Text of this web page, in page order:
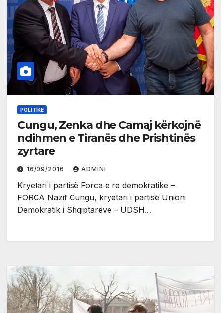
POLITIKË
Cungu, Zenka dhe Camaj kërkojnë
ndihmen e Tiranës dhe Prishtinës
zyrtare
16/09/2016 ADMINI
Kryetari i partisë Forca e re demokratike –
FORCA Nazif Cungu, kryetari i partisë Unioni
Demokratik i Shqiptarëve – UDSH…